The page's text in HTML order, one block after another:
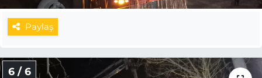
Paylaş
6 / 6